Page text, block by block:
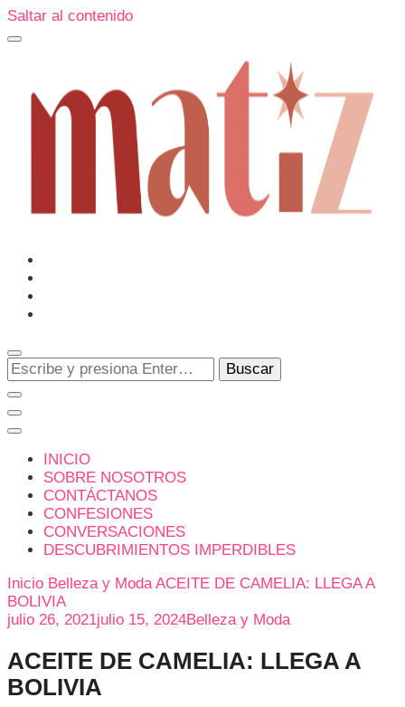
Saltar al contenido
Matiz
Un espacio editorial donde pongo en palabras aquello que
muchos sentimos y pocos sabemos cómo explicar y
donde también compartiré contigo las cosas que me
conmueven, me sorprenden o creo que merecen ser
¿Buscas
algo?
INICIO
SOBRE NOSOTROS
CONTÁCTANOS
CONFESIONES
CONVERSACIONES
DESCUBRIMIENTOS IMPERDIBLES
Inicio Belleza y ModaACEITE DE CAMELIA: LLEGA A
BOLIVIA
julio 26, 2021julio 15, 2024Belleza y Moda
ACEITE DE CAMELIA: LLEGA A
BOLIVIA